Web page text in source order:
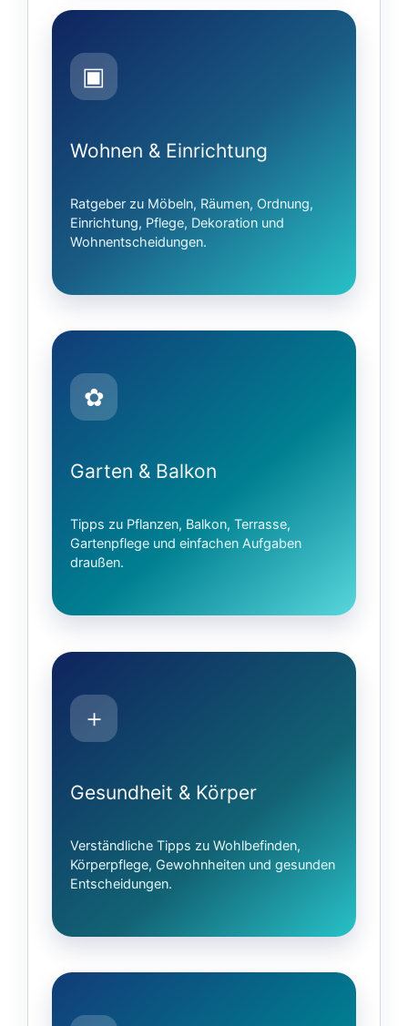
▣
Wohnen & Einrichtung
Ratgeber zu Möbeln, Räumen, Ordnung,
Einrichtung, Pflege, Dekoration und
Wohnentscheidungen.
✿
Garten & Balkon
Tipps zu Pflanzen, Balkon, Terrasse,
Gartenpflege und einfachen Aufgaben
draußen.
＋
Gesundheit & Körper
Verständliche Tipps zu Wohlbefinden,
Körperpflege, Gewohnheiten und gesunden
Entscheidungen.